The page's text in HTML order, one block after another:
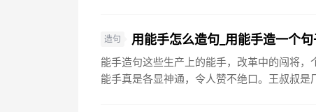
造句 用能手怎么造句_用能手造一个句
能手造句这些生产上的能手，改革中的闯将
能手真是各显神通，令人赞不绝口。王叔叔